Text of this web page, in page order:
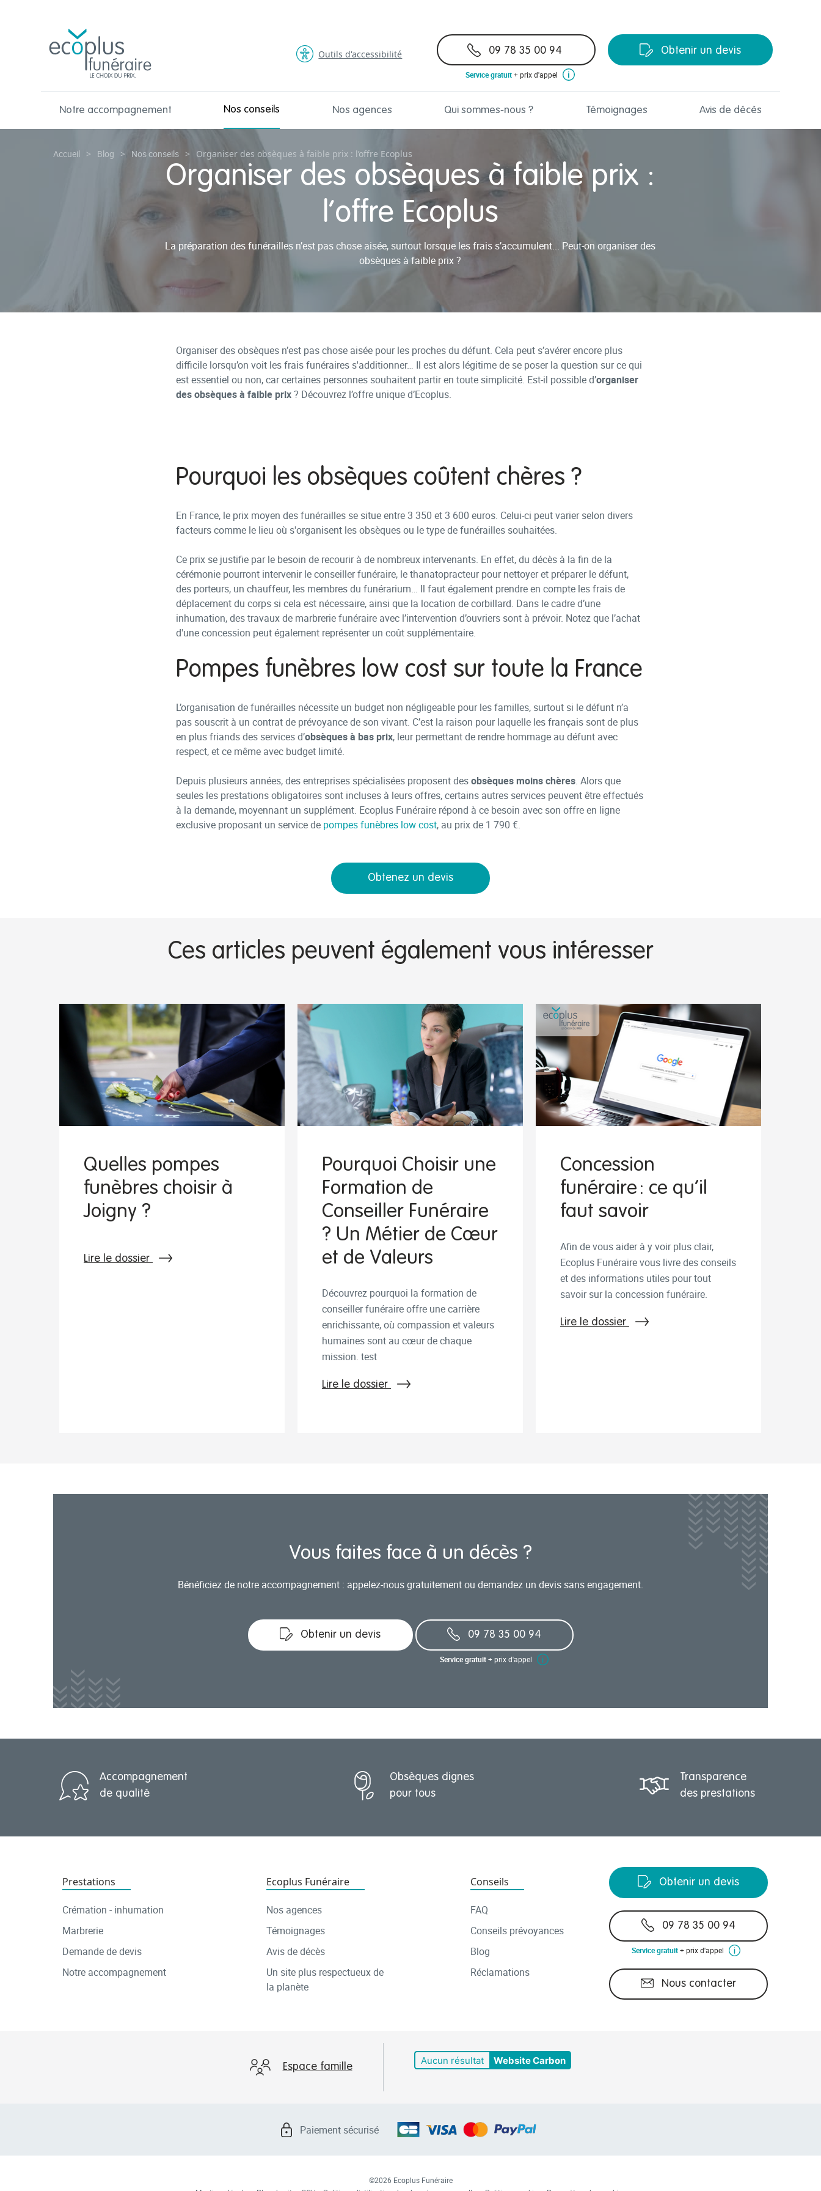
Outils d'accessibilité 09 78 35 00 94
Service gratuit+ prix d'appel
Obtenir un devis
Notre accompagnement Nos conseils Nos agences Qui sommes-nous ? Témoignages Avis de décès
Organiser des obsèques à faible prix :
l’offre Ecoplus
La préparation des funérailles n’est pas chose aisée, surtout lorsque les frais s’accumulent... Peut-on organiser des
obsèques à faible prix ?
Organiser des obsèques n’est pas chose aisée pour les proches du défunt. Cela peut s’avérer encore plus
difficile lorsqu’on voit les frais funéraires s'additionner… Il est alors légitime de se poser la question sur ce qui
est essentiel ou non, car certaines personnes souhaitent partir en toute simplicité. Est-il possible d’organiser
des obsèques à faible prix? Découvrez l’offre unique d’Ecoplus.
Pourquoi les obsèques coûtent chères ?
En France, le prix moyen des funérailles se situe entre 3 350 et 3 600 euros. Celui-ci peut varier selon divers
facteurs comme le lieu où s'organisent les obsèques ou le type de funérailles souhaitées.
Ce prix se justifie par le besoin de recourir à de nombreux intervenants. En effet, du décès à la fin de la
cérémonie pourront intervenir le conseiller funéraire, le thanatopracteur pour nettoyer et préparer le défunt,
des porteurs, un chauffeur, les membres du funérarium… Il faut également prendre en compte les frais de
déplacement du corps si cela est nécessaire, ainsi que la location de corbillard. Dans le cadre d’une
inhumation, des travaux de marbrerie funéraire avec l’intervention d’ouvriers sont à prévoir. Notez que l’achat
d'une concession peut également représenter un coût supplémentaire.
Pompes funèbres low cost sur toute la France
L’organisation de funérailles nécessite un budget non négligeable pour les familles, surtout si le défunt n’a
pas souscrit à un contrat de prévoyance de son vivant. C’est la raison pour laquelle les français sont de plus
en plus friands des services d’obsèques à bas prix, leur permettant de rendre hommage au défunt avec
respect, et ce même avec budget limité.
Depuis plusieurs années, des entreprises spécialisées proposent desobsèques moins chères. Alors que
seules les prestations obligatoires sont incluses à leurs offres, certains autres services peuvent être effectués
à la demande, moyennant un supplément. Ecoplus Funéraire répond à ce besoin avec son offre en ligne
exclusive proposant un service de pompes funèbres low cost, au prix de 1 790 €.
Obtenez un devis
Ces articles peuvent également vous intéresser
Quelles pompes
funèbres choisir à
Joigny ?
Lire le dossier
Pourquoi Choisir une
Formation de
Conseiller Funéraire
? Un Métier de Cœur
et de Valeurs
Découvrez pourquoi la formation de
conseiller funéraire offre une carrière
enrichissante, où compassion et valeurs
humaines sont au cœur de chaque
mission. test
Lire le dossier
Concession
funéraire : ce qu’il
faut savoir
Afin de vous aider à y voir plus clair,
Ecoplus Funéraire vous livre des conseils
et des informations utiles pour tout
savoir sur la concession funéraire.
Lire le dossier
Vous faites face à un décès ?
Bénéficiez de notre accompagnement : appelez-nous gratuitement ou demandez un devis sans engagement.
Obtenir un devis 09 78 35 00 94
Service gratuit+ prix d'appel
Accueil > Blog > Nos conseils > Organiser des obsèques à faible prix : l’offre Ecoplus
Accompagnement
de qualité
Obsèques dignes
pour tous
Transparence
des prestations
Obtenir un devis
09 78 35 00 94
Service gratuit+ prix d'appel
Nous contacter
Prestations
Crémation - inhumation
Marbrerie
Demande de devis
Notre accompagnement
Ecoplus Funéraire
Nos agences
Témoignages
Avis de décès
Un site plus respectueux de
la planète
Conseils
FAQ
Conseils prévoyances
Blog
Réclamations
Espace famille
Aucun résultat Website Carbon
Paiement sécurisé
©2026 Ecoplus Funéraire